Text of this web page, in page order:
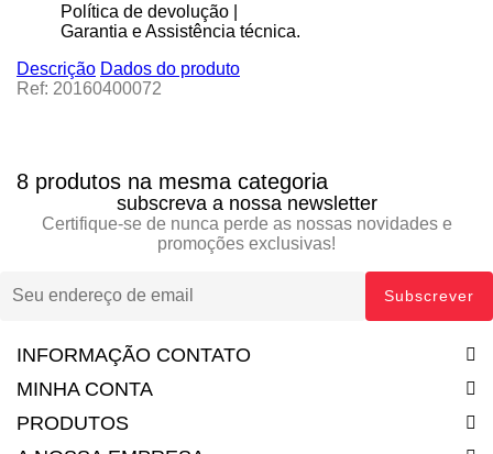
Política de devolução |
Garantia e Assistência técnica.
Descrição Dados do produto
Ref: 20160400072
8 produtos na mesma categoria
subscreva a nossa newsletter
Certifique-se de nunca perde as nossas novidades e
promoções exclusivas!
INFORMAÇÃO CONTATO
MINHA CONTA
PRODUTOS